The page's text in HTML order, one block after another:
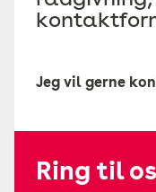
Jeg vil gerne
Ring til os